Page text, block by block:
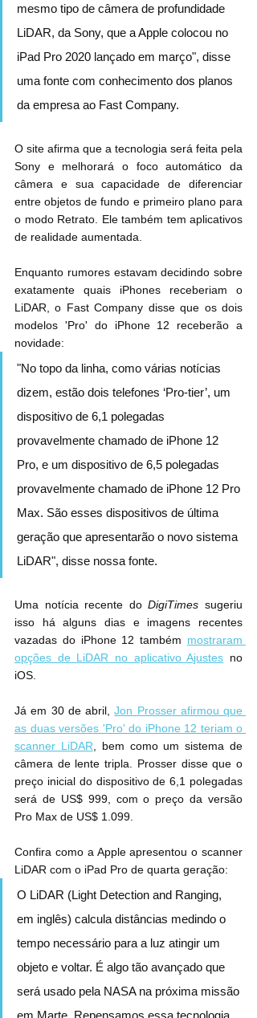
mesmo tipo de câmera de profundidade
LiDAR, da Sony, que a Apple colocou no
iPad Pro 2020 lançado em março", disse
uma fonte com conhecimento dos planos
da empresa ao Fast Company.
O site afirma que a tecnologia será feita pela
Sony e melhorará o foco automático da
câmera e sua capacidade de diferenciar
entre objetos de fundo e primeiro plano para
o modo Retrato. Ele também tem aplicativos
de realidade aumentada.
Enquanto rumores estavam decidindo sobre
exatamente quais iPhones receberiam o
LiDAR, o Fast Company disse que os dois
modelos 'Pro' do iPhone 12 receberão a
novidade:
"No topo da linha, como várias notícias
dizem, estão dois telefones ‘Pro-tier’, um
dispositivo de 6,1 polegadas
provavelmente chamado de iPhone 12
Pro, e um dispositivo de 6,5 polegadas
provavelmente chamado de iPhone 12 Pro
Max. São esses dispositivos de última
geração que apresentarão o novo sistema
LiDAR", disse nossa fonte.
Uma notícia recente do DigiTimes sugeriu
isso há alguns dias e imagens recentes
vazadas do iPhone 12 também mostraram
opções de LiDAR no aplicativo Ajustes no
iOS.
Já em 30 de abril, Jon Prosser afirmou que
as duas versões 'Pro' do iPhone 12 teriam o
scanner LiDAR , bem como um sistema de
câmera de lente tripla. Prosser disse que o
preço inicial do dispositivo de 6,1 polegadas
será de US$ 999, com o preço da versão
Pro Max de US$ 1.099.
Confira como a Apple apresentou o scanner
LiDAR com o iPad Pro de quarta geração:
O LiDAR (Light Detection and Ranging,
em inglês) calcula distâncias medindo o
tempo necessário para a luz atingir um
objeto e voltar. É algo tão avançado que
será usado pela NASA na próxima missão
em Marte. Repensamos essa tecnologia